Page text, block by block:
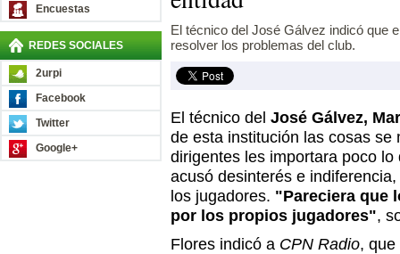
Encuestas
REDES SOCIALES
2urpi
Facebook
Twitter
Google+
El técnico del José Gálvez indicó que
resolver los problemas del club.
El técnico del José Gálvez,
de esta institución las cosas se
dirigentes les importara poco
acusó desinterés e
los jugadores. "Pareciera que
por los propios jugadores",
Flores indicó a CPN Radio, que